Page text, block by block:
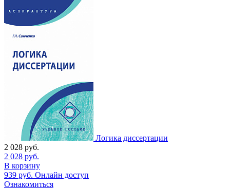
Логика диссертации
2 028 руб.
2 028 руб.
В корзину
939 руб. Онлайн доступ
Ознакомиться